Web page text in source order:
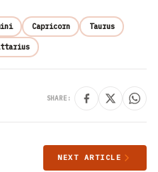
Capricorn Taurus
SHARE:
NEXT ARTICLE